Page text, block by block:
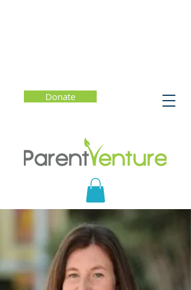
Donate